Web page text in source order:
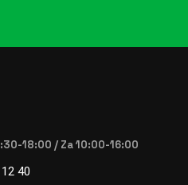
18:00 / Za 10:00-16:00
40